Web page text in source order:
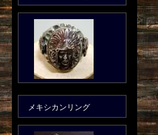
メキシカンリング